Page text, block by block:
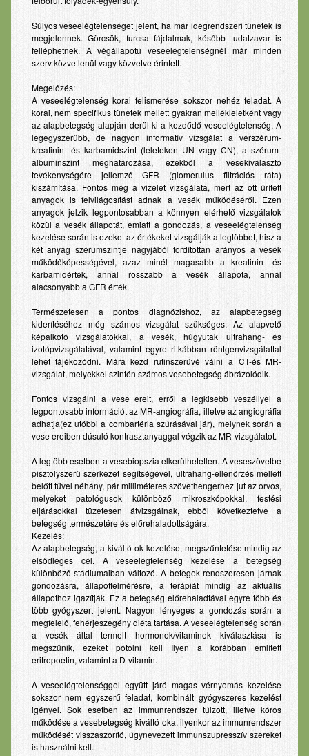
Súlyos veseelégtelenséget jelent, ha már idegrendszeri tünetek is
megjelennek. Görcsök, furcsa fájdalmak, később tudatzavar is
felléphetnek. A végállapotú veseelégtelenségnél már minden
szerv közvetlenül vagy közvetve érintett.
Megelőzés:
A veseelégtelenség korai felismerése sokszor nehéz feladat. A
korai, nem specifikus tünetek mellett gyakran mellékleletként vagy
az alapbetegség alapján derül ki a kezdődő veseelégtelenség. A
legegyszerűbb, de nagyon informatív vizsgálat a vérszérum-
kreatinin- és karbamidszint (leleteken UN vagy CN), a szérum-
albuminszint meghatározása, ezekből a vesekiválasztó
tevékenységére jellemző GFR (glomerulus filtrációs ráta)
kiszámítása. Fontos még a vizelet vizsgálata, mert az ott ürített
anyagok is felvilágosítást adnak a vesék működéséről. Ezen
anyagok jelzik legpontosabban a könnyen elérhető vizsgálatok
közül a vesék állapotát, emiatt a gondozás, a veseelégtelenség
kezelése során is ezeket az értékeket vizsgálják a legtöbbet, hisz a
két anyag szérumszintje nagyjából fordítottan arányos a vesék
működőképességével, azaz minél magasabb a kreatinin- és
karbamidérték, annál rosszabb a vesék állapota, annál
alacsonyabb a GFR érték.
Természetesen a pontos diagnózishoz, az alapbetegség
kiderítéséhez még számos vizsgálat szükséges. Az alapvető
képalkotó vizsgálatokkal, a vesék, húgyutak ultrahang- és
izotópvizsgálatával, valamint egyre ritkábban röntgenvizsgálattal
lehet tájékozódni. Mára kezd rutinszerűvé válni a CT-és MR-
vizsgálat, melyekkel szintén számos vesebetegség ábrázolódik.
Fontos vizsgálni a vese ereit, erről a legkisebb veszéllyel a
legpontosabb információt az MR-angiográfia, illetve az angiográfia
adhatja(ez utóbbi a combartéria szúrásával jár), melynek során a
vese ereiben dúsuló kontrasztanyaggal végzik az MR-vizsgálatot.
A legtöbb esetben a vesebiopszia elkerülhetetlen. A veseszövetbe
pisztolyszerű szerkezet segítségével, ultrahang-ellenőrzés mellett
belőtt tűvel néhány, pár milliméteres szövethengerhez jut az orvos,
melyeket patológusok különböző mikroszkópokkal, festési
eljárásokkal tüzetesen átvizsgálnak, ebből következtetve a
betegség természetére és előrehaladottságára.
Kezelés:
Az alapbetegség, a kiváltó ok kezelése, megszűntetése mindig az
elsődleges cél. A veseelégtelenség kezelése a betegség
különböző stádiumaiban változó. A betegek rendszeresen járnak
gondozásra, állapotfelmérésre, a terápiát mindig az aktuális
állapothoz igazítják. Ez a betegség előrehaladtával egyre több és
több gyógyszert jelent. Nagyon lényeges a gondozás során a
megfelelő, fehérjeszegény diéta tartása. A veseelégtelenség során
a vesék által termelt hormonok/vitaminok kiválasztása is
megszűnik, ezeket pótolni kell Ilyen a korábban említett
eritropoetin, valamint a D-vitamin.
A veseelégtelenséggel együtt járó magas vérnyomás kezelése
sokszor nem egyszerű feladat, kombinált gyógyszeres kezelést
igényel. Sok esetben az immunrendszer túlzott, illetve kóros
működése a vesebetegség kiváltó oka, ilyenkor az immunrendszer
működését visszaszorító, úgynevezett immunszupresszív szereket
is használni kell.